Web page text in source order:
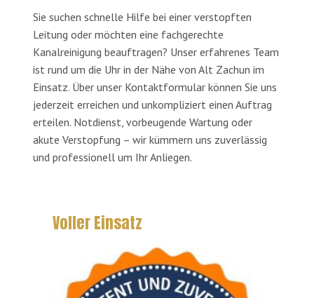
Sie suchen schnelle Hilfe bei einer verstopften
Leitung oder möchten eine fachgerechte
Kanalreinigung beauftragen? Unser erfahrenes Team
ist rund um die Uhr in der Nähe von Alt Zachun im
Einsatz. Über unser Kontaktformular können Sie uns
jederzeit erreichen und unkompliziert einen Auftrag
erteilen. Notdienst, vorbeugende Wartung oder
akute Verstopfung – wir kümmern uns zuverlässig
und professionell um Ihr Anliegen.
Voller Einsatz